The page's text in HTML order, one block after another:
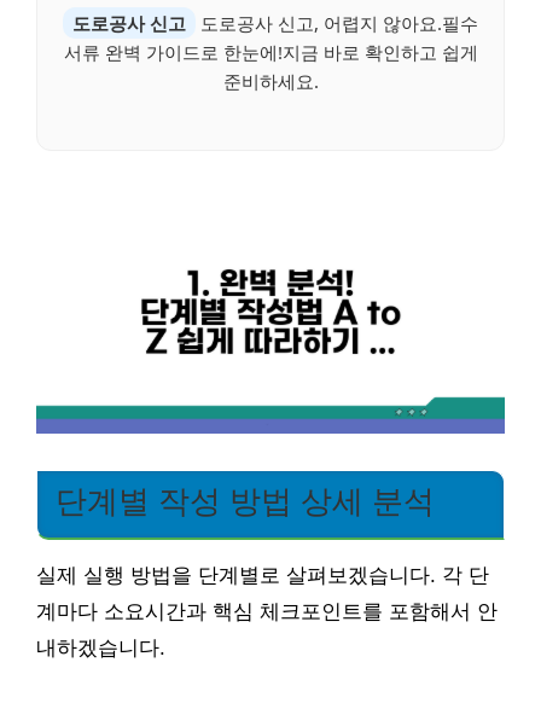
도로공사 신고
도로공사 신고, 어렵지 않아요.필수
서류 완벽 가이드로 한눈에!지금 바로 확인하고 쉽게
준비하세요.
단계별 작성 방법 상세 분석
실제 실행 방법을 단계별로 살펴보겠습니다. 각 단
계마다 소요시간과 핵심 체크포인트를 포함해서 안
내하겠습니다.